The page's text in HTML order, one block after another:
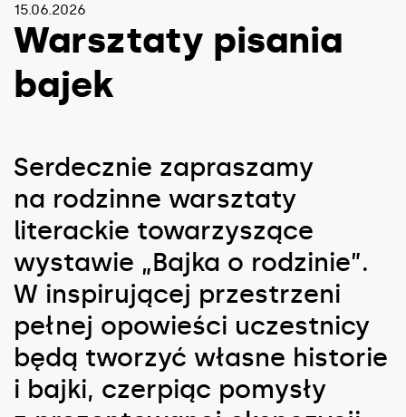
15.06.2026
Warsztaty pisania
bajek
Serdecznie zapraszamy
na rodzinne warsztaty
literackie towarzyszące
wystawie „Bajka o rodzinie”.
W inspirującej przestrzeni
pełnej opowieści uczestnicy
będą tworzyć własne historie
i bajki, czerpiąc pomysły